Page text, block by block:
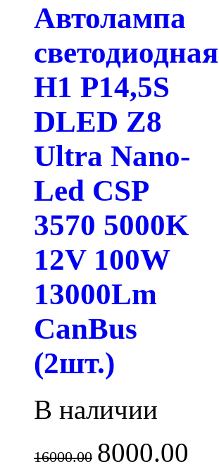
Автолампа
светодиодная
H1 P14,5S
DLED Z8
Ultra Nano-
Led CSP
3570 5000K
12V 100W
13000Lm
CanBus
(2шт.)
В наличии
16000.00 8000.00